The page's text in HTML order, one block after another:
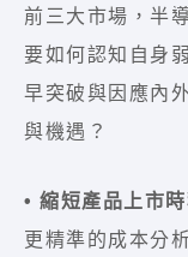
前三大市場，半
要如何認知自身
早突破與因應內
與機遇？
• 縮短產品上市
更精準的成本分